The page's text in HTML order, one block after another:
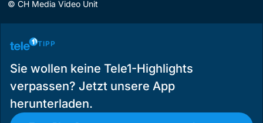
© CH Media Video Unit
TIPP
Sie wollen keine Tele1-Highlights
verpassen? Jetzt unsere App
herunterladen.